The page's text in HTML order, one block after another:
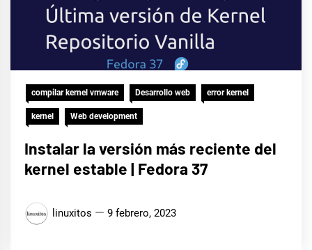
compilar kernel vmware Desarrollo web error kernel
kernel Web development
Instalar la versión más reciente del
kernel estable | Fedora 37
linuxitos 9 febrero, 2023